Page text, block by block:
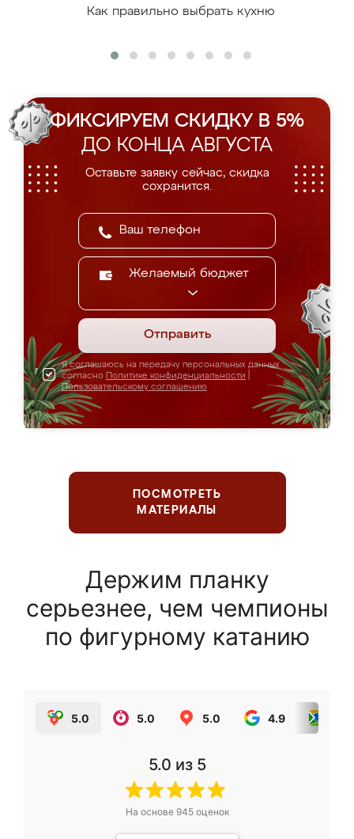
Как правильно выбрать кухню
ФИКСИРУЕМ СКИДКУ В 5%
ДО КОНЦА АВГУСТА
Оставьте заявку сейчас, скидка
сохранится.
Желаемый бюджет
Отправить
Я соглашаюсь на передачу персональных данных
согласно Политике конфиденциальности
Пользовательскому соглашению
ПОСМОТРЕТЬ
МАТЕРИАЛЫ
Держим планку
серьезнее, чем чемпионы
по фигурному катанию
5.0 5.0 5.0 4.9
5.0 из 5
На основе 945оценок